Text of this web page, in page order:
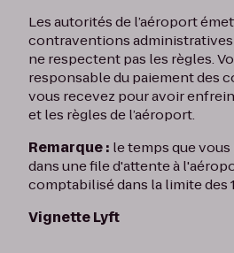
Les autorités de l’aéroport
contraventions administratives
ne respectent pas les règles.
responsable du paiement des
vous recevez pour avoir
et les règles de l’aéroport.
Remarque : le temps que
dans une file d'attente à
comptabilisé dans la limite des
Vignette Lyft